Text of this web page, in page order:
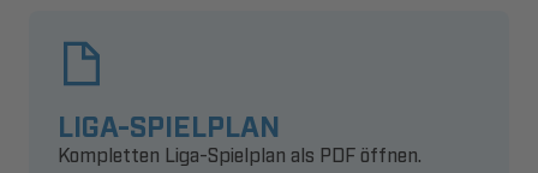
LIGA-SPIELPLAN
Kompletten Liga-Spielplan als PDF öffnen.